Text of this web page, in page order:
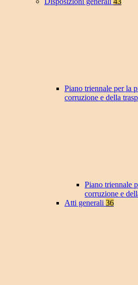
Piano triennale per la
corruzione e della
Piano triennale
corruzione e
Atti generali 36